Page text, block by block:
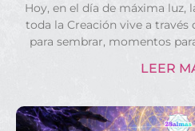
Hoy, en el día de máxima luz,
toda la Creación vive a
para sembrar, momentos
LEER